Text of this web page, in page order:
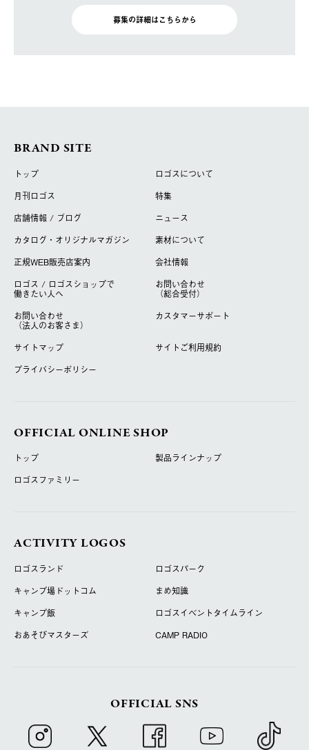
募集の詳細はこちらから
BRAND SITE
トップ
ロゴスについて
月刊ロゴス
特集
店舗情報 / ブログ
ニュース
カタログ・オリジナルマガジン
素材について
正規WEB販売店案内
会社情報
ロゴス / ロゴスショップで
働きたい人へ
お問い合わせ
（総合受付）
お問い合わせ
（法人のお客さま）
カスタマーサポート
サイトマップ
サイトご利用規約
プライバシーポリシー
OFFICIAL ONLINE SHOP
トップ
製品ラインナップ
ロゴスファミリー
ACTIVITY LOGOS
ロゴスランド
ロゴスパーク
キャンプ場ドットコム
まめ知識
キャンプ飯
ロゴスイベントタイムライン
おあそびマスターズ
CAMP RADIO
OFFICIAL SNS